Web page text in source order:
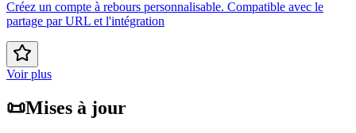
Créez un compte à rebours personnalisable. Compatible avec le
partage par URL et l'intégration
Voir plus
📜Mises à jour